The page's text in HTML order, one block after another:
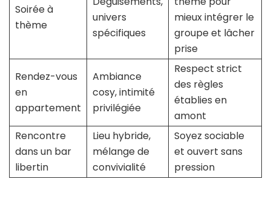
Soirée à
thème
univers
spécifiques
mieux intégrer le
groupe et lâcher
prise
Rendez-vous
en
appartement
Ambiance
cosy, intimité
privilégiée
Respect strict
des règles
établies en
amont
Rencontre
dans un bar
libertin
Lieu hybride,
mélange de
convivialité
Soyez sociable
et ouvert sans
pression